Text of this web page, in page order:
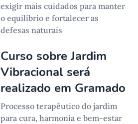
exigir mais cuidados para manter
o equilíbrio e fortalecer as
defesas naturais
Curso sobre Jardim
Vibracional será
realizado em Gramado
Processo terapêutico do jardim
para cura, harmonia e bem-estar